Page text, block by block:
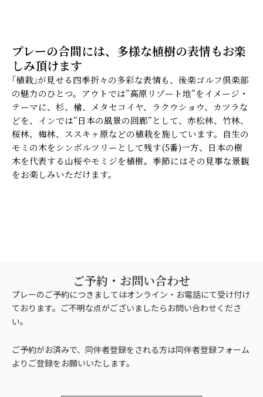
プレーの合間には、多様な植樹の表情もお楽
しみ頂けます
｢植栽｣が見せる四季折々の多彩な表情も、後楽ゴルフ倶楽部
の魅力のひとつ。アウトでは”高原リゾート地”をイメージ・
テーマに、杉、檜、メタセコイヤ、ラクウショウ、カツラな
どを、インでは”日本の風景の回廊”として、赤松林、竹林、
桜林、梅林、ススキヶ原などの植栽を施しています。自生の
モミの木をシンボルツリーとして残す(5番)一方、日本の樹
木を代表する山桜やモミジを植樹。季節にはその見事な景観
をお楽しみいただけます。
ご予約・お問い合わせ
プレーのご予約につきましてはオンライン・お電話にて受け付け
ております。ご不明な点がございましたらお問い合わせくださ
い。
ご予約がお済みで、同伴者登録をされる方は同伴者登録フォーム
よりご登録をお願いいたします。